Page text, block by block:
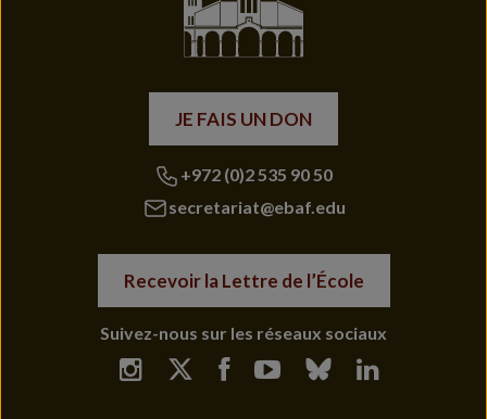
JE FAIS UN DON
+972 (0)2 535 90 50
secretariat@ebaf.edu
Recevoir la Lettre de l’École
Suivez-nous sur les réseaux sociaux